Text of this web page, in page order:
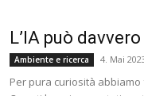
L’IA può
Ambiente e ricerca 4. Mai
Per pura curiosità abbiamo